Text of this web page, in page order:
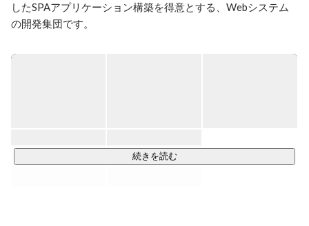
したSPAアプリケーション構築を得意とする、Webシステム
の開発集団です。
▍事業内容
続きを読む